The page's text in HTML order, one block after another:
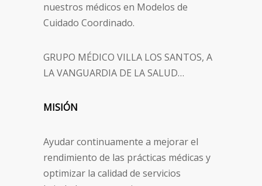
nuestros médicos en Modelos de
Cuidado Coordinado.
GRUPO MÉDICO VILLA LOS SANTOS, A
LA VANGUARDIA DE LA SALUD…
MISIÓN
Ayudar continuamente a mejorar el
rendimiento de las prácticas médicas y
optimizar la calidad de servicios